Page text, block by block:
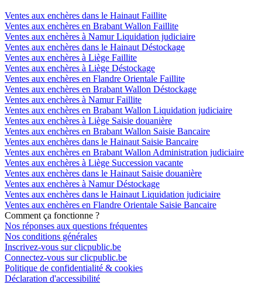
Ventes aux enchères dans le Hainaut Faillite
Ventes aux enchères en Brabant Wallon Faillite
Ventes aux enchères à Namur Liquidation judiciaire
Ventes aux enchères dans le Hainaut Déstockage
Ventes aux enchères à Liège Faillite
Ventes aux enchères à Liège Déstockage
Ventes aux enchères en Flandre Orientale Faillite
Ventes aux enchères en Brabant Wallon Déstockage
Ventes aux enchères à Namur Faillite
Ventes aux enchères en Brabant Wallon Liquidation judiciaire
Ventes aux enchères à Liège Saisie douanière
Ventes aux enchères en Brabant Wallon Saisie Bancaire
Ventes aux enchères dans le Hainaut Saisie Bancaire
Ventes aux enchères en Brabant Wallon Administration judiciaire
Ventes aux enchères à Liège Succession vacante
Ventes aux enchères dans le Hainaut Saisie douanière
Ventes aux enchères à Namur Déstockage
Ventes aux enchères dans le Hainaut Liquidation judiciaire
Ventes aux enchères en Flandre Orientale Saisie Bancaire
Comment ça fonctionne ?
Nos réponses aux questions fréquentes
Nos conditions générales
Inscrivez-vous sur clicpublic.be
Connectez-vous sur clicpublic.be
Politique de confidentialité & cookies
Déclaration d'accessibilité